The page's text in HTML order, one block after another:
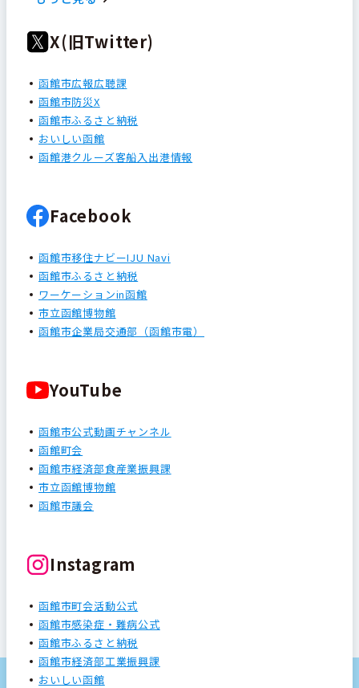
X(旧Twitter)
函館市広報広聴課
函館市防災X
函館市ふるさと納税
おいしい函館
函館港クルーズ客船入出港情報
Facebook
函館市移住ナビーIJU Navi
函館市ふるさと納税
ワーケーションin函館
市立函館博物館
函館市企業局交通部（函館市電）
YouTube
函館市公式動画チャンネル
函館町会
函館市経済部食産業振興課
市立函館博物館
函館市議会
Instagram
函館市町会活動公式
函館市感染症・難病公式
函館市ふるさと納税
函館市経済部工業振興課
おいしい函館